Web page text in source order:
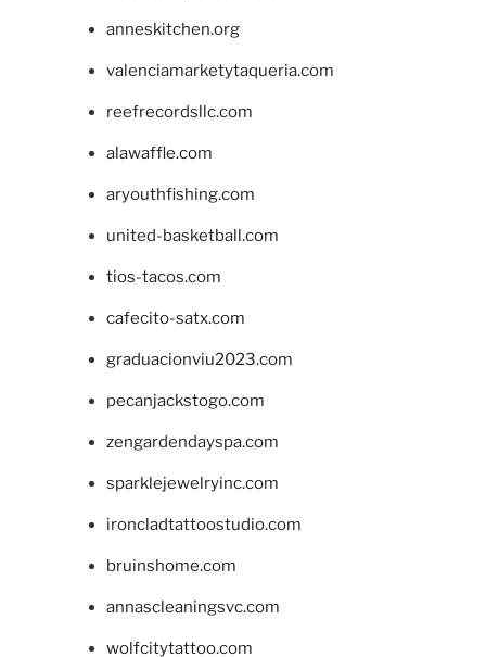
anneskitchen.org
valenciamarketytaqueria.com
reefrecordsllc.com
alawaffle.com
aryouthfishing.com
united-basketball.com
tios-tacos.com
cafecito-satx.com
graduacionviu2023.com
pecanjackstogo.com
zengardendayspa.com
sparklejewelryinc.com
ironcladtattoostudio.com
bruinshome.com
annascleaningsvc.com
wolfcitytattoo.com